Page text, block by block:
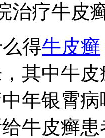
治疗牛皮
得牛皮癣
其中牛
年银霄
牛皮癣